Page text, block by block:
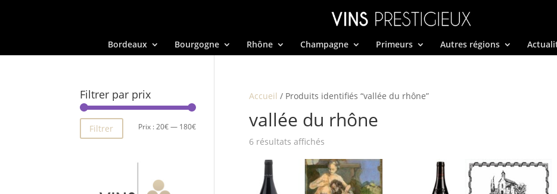
Bordeaux Bourgogne Rhône Champagne Primeurs Autres régions
Accueil / Produits identifiés “vallée du rhône”
vallée du rhône
6 résultats affichésTrié
prix
décroissant
Filtrer par prix
Prix
Prix
Filtrer Prix :20€— 180€